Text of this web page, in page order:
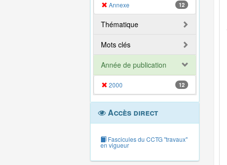
Annexe 12
Thématique
Mots clés
Année de publication
2000 12
Accès direct
Fascicules du CCTG "travaux"
en vigueur